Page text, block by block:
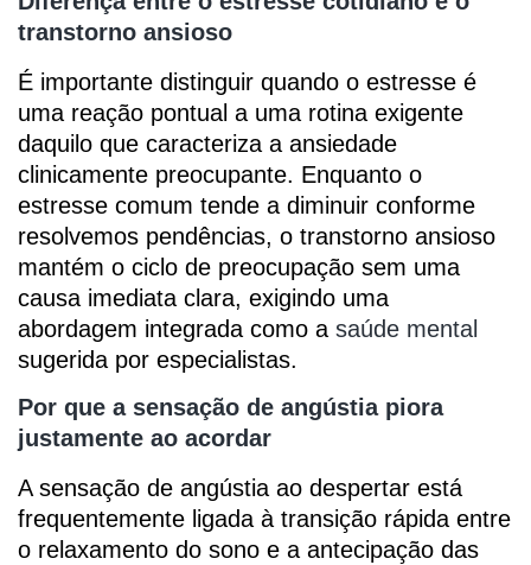
transtorno ansioso
É importante distinguir quando o estresse é
uma reação pontual a uma rotina exigente
daquilo que caracteriza a ansiedade
clinicamente preocupante. Enquanto o
estresse comum tende a diminuir conforme
resolvemos pendências, o transtorno ansioso
mantém o ciclo de preocupação sem uma
causa imediata clara, exigindo uma
abordagem integrada como a saúde mental
sugerida por especialistas.
Por que a sensação de angústia piora
justamente ao acordar
A sensação de angústia ao despertar está
frequentemente ligada à transição rápida entre
o relaxamento do sono e a antecipação das